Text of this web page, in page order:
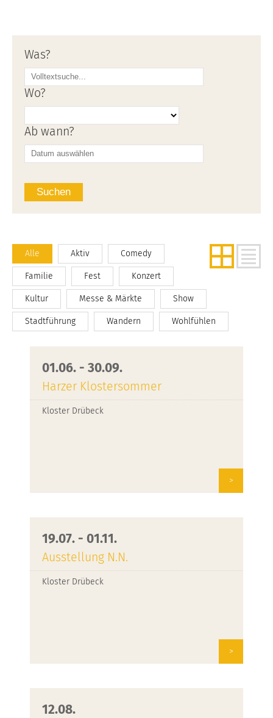
Was?
Wo?
Ab wann?
Suchen
Alle Aktiv Comedy
Familie Fest Konzert
Kultur Messe & Märkte Show
Stadtführung Wandern Wohlfühlen
01.06. - 30.09.
Harzer Klostersommer
Kloster Drübeck
>
19.07. - 01.11.
Ausstellung N.N.
Kloster Drübeck
>
12.08.